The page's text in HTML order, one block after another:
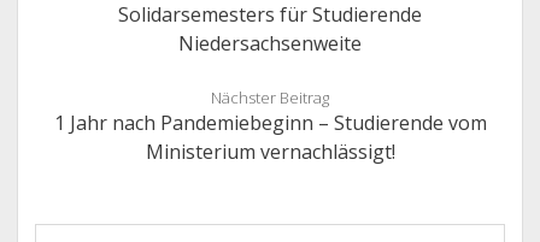
Solidarsemesters für Studierende
Niedersachsenweite
Nächster Beitrag
1 Jahr nach Pandemiebeginn – Studierende vom
Ministerium vernachlässigt!